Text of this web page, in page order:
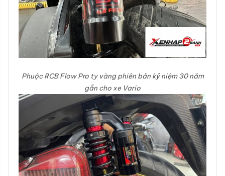
Phuộc RCB Flow Pro ty vàng phiên bản kỷ niệm 30 năm
gắn cho xe Vario